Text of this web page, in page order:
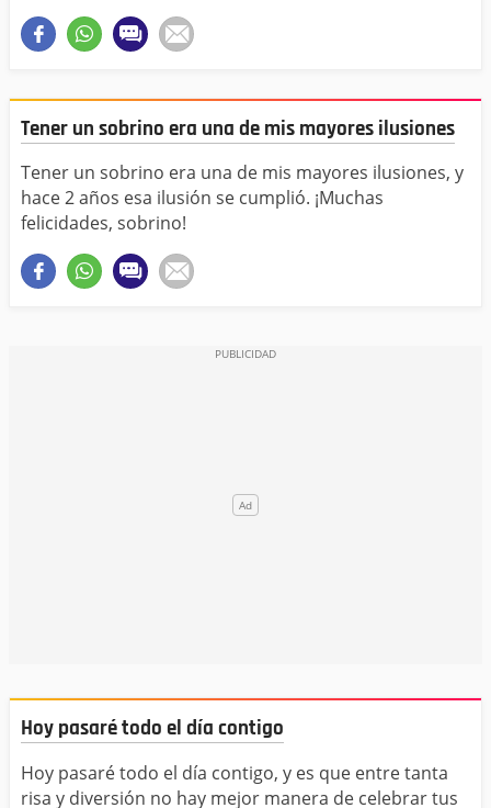
Tener un sobrino era una de mis mayores ilusiones
Tener un sobrino era una de mis mayores ilusiones, y
hace 2 años esa ilusión se cumplió. ¡Muchas
felicidades, sobrino!
Hoy pasaré todo el día contigo
Hoy pasaré todo el día contigo, y es que entre tanta
risa y diversión no hay mejor manera de celebrar tus